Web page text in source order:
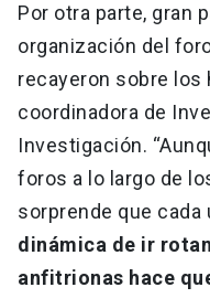
Por otra parte, gran
organización del
recayeron sobre los
coordinadora de
Investigación.
foros a lo largo de
sorprende que
dinámica de ir
anfitrionas hace